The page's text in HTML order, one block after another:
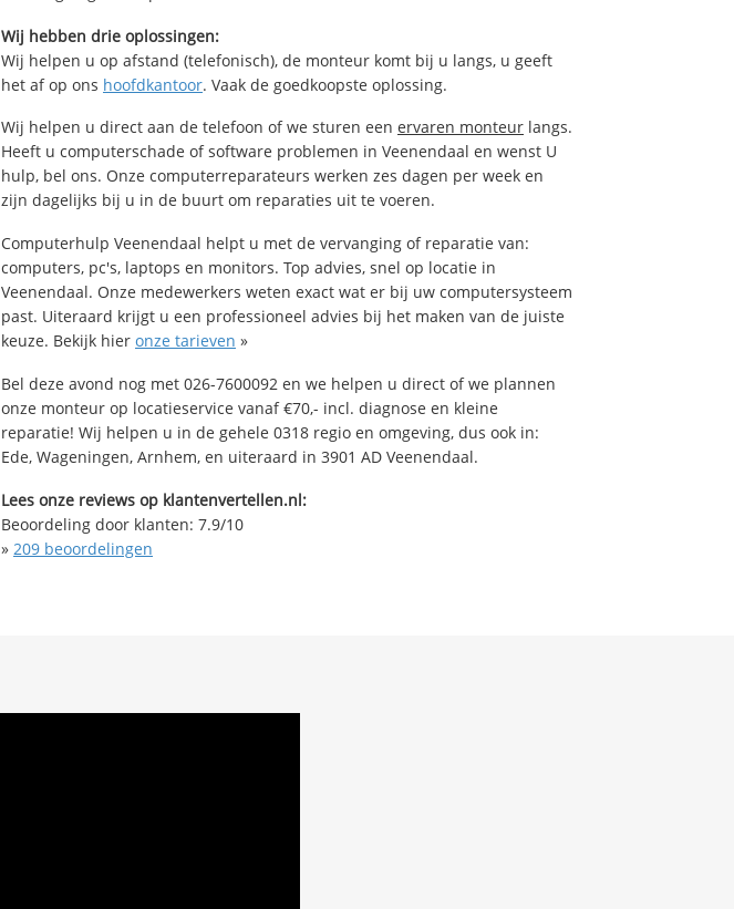
Wij hebben drie oplossingen:
Wij helpen u op afstand (telefonisch), de monteur komt bij u langs, u geeft
het af op ons hoofdkantoor. Vaak de goedkoopste oplossing.
Wij helpen u direct aan de telefoon of we sturen een ervaren monteur langs.
Heeft u computerschade of software problemen in Veenendaal en wenst U
hulp, bel ons. Onze computerreparateurs werken zes dagen per week en
zijn dagelijks bij u in de buurt om reparaties uit te voeren.
Computerhulp Veenendaal helpt u met de vervanging of reparatie van:
computers, pc's, laptops en monitors. Top advies, snel op locatie in
Veenendaal. Onze medewerkers weten exact wat er bij uw computersysteem
past. Uiteraard krijgt u een professioneel advies bij het maken van de juiste
keuze. Bekijk hier onze tarieven »
Bel deze avond nog met 026-7600092 en we helpen u direct of we plannen
onze monteur op locatieservice vanaf €70,- incl. diagnose en kleine
reparatie! Wij helpen u in de gehele 0318 regio en omgeving, dus ook in:
Ede, Wageningen, Arnhem, en uiteraard in 3901 AD Veenendaal.
Lees onze reviews op klantenvertellen.nl:
Beoordeling door klanten: 7.9/10
» 209 beoordelingen